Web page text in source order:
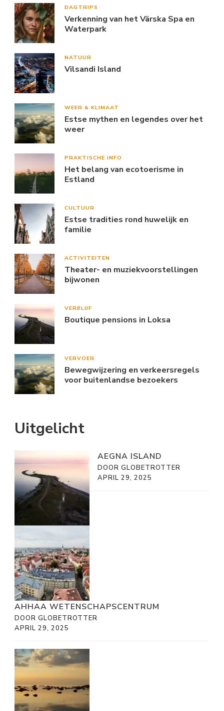
DAGTRIPS
Verkenning van het Värska Spa en
Waterpark
NATUUR
Vilsandi Island
WEER & KLIMAAT
Estse mythen en legendes over het
weer
PRAKTISCHE INFO
Het belang van ecotoerisme in
Estland
CULTUUR
Estse tradities rond huwelijk en
familie
ACTIVITEITEN
Theater- en muziekvoorstellingen
bijwonen
VERBLIJF
Boutique pensions in Loksa
VERVOER
Bewegwijzering en verkeersregels
voor buitenlandse bezoekers
Uitgelicht
AEGNA ISLAND
DOOR GLOBETROTTER
APRIL 29, 2025
AHHAA WETENSCHAPSCENTRUM
DOOR GLOBETROTTER
APRIL 29, 2025